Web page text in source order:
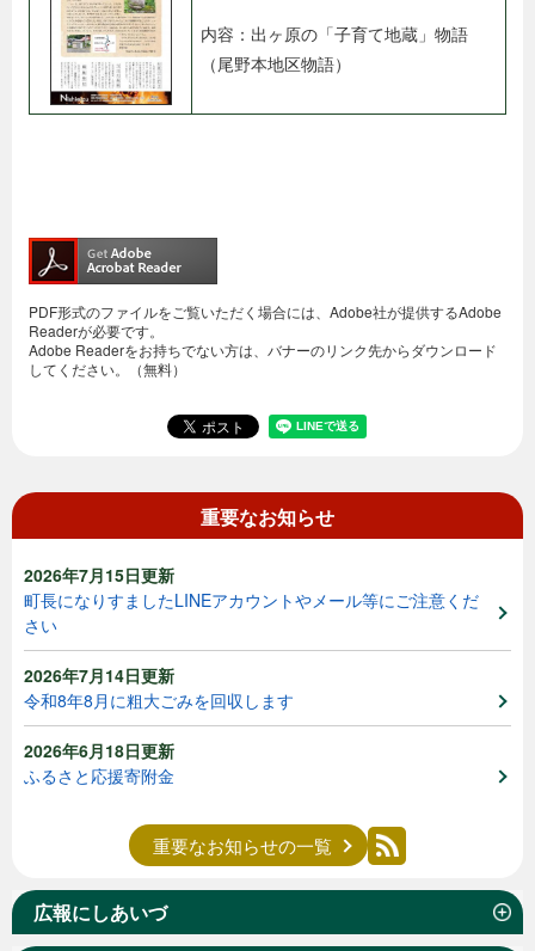
内容：出ヶ原の「子育て地蔵」物語
（尾野本地区物語）
PDF形式のファイルをご覧いただく場合には、Adobe社が提供するAdobe
Readerが必要です。
Adobe Readerをお持ちでない方は、バナーのリンク先からダウンロード
してください。（無料）
重要なお知らせ
2026年7月15日更新
町長になりすましたLINEアカウントやメール等にご注意くだ
さい
2026年7月14日更新
令和8年8月に粗大ごみを回収します
2026年6月18日更新
ふるさと応援寄附金
重要なお知らせの一覧
広報にしあいづ